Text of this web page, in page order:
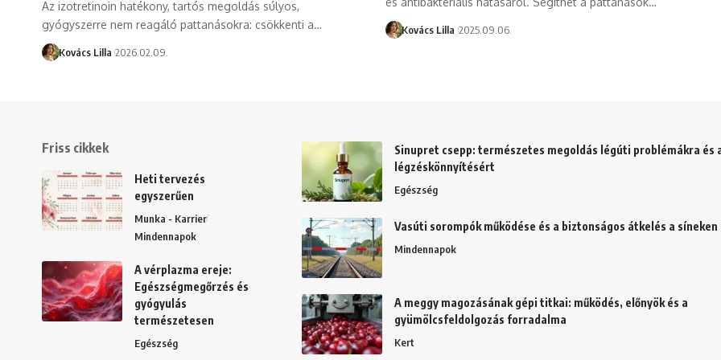
Az izotretinoin hatékony, tartós megoldás súlyos,
gyógyszerre nem reagáló pattanásokra: csökkenti a…
Kovács Lilla 2026.02.09.
Kovács Lilla 2025.09.06.
Friss cikkek
Heti tervezés
egyszerűen
Munka - Karrier
Mindennapok
A vérplazma ereje:
Egészségmegőrzés és
gyógyulás
természetesen
Egészség
Sinupret csepp: természetes megoldás légúti problémákra és
légzéskönnyítésért
Egészség
Vasúti sorompók működése és a biztonságos átkelés a síneken
Mindennapok
A meggy magozásának gépi titkai: működés, előnyök és a
gyümölcsfeldolgozás forradalma
Kert